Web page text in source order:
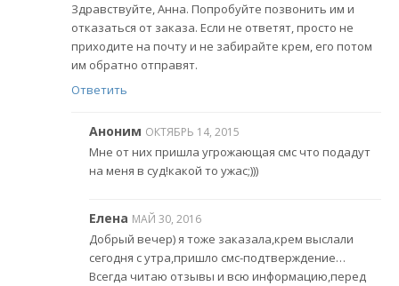
Здравствуйте, Анна. Попробуйте позвонить им и
отказаться от заказа. Если не ответят, просто не
приходите на почту и не забирайте крем, его потом
им обратно отправят.
Ответить
Аноним ОКТЯБРЬ 14, 2015
Мне от них пришла угрожающая смс что подадут
на меня в суд!какой то ужас;)))
Елена МАЙ 30, 2016
Добрый вечер) я тоже заказала,крем выслали
сегодня с утра,пришло смс-подтверждение…
Всегда читаю отзывы и всю информацию,перед